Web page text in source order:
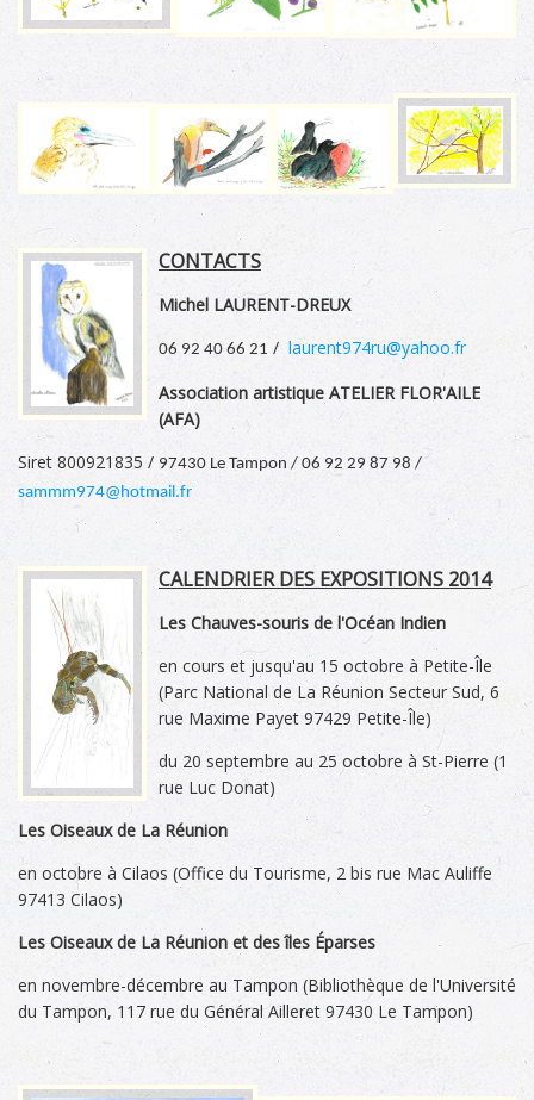
CONTACTS
Michel LAURENT-DREUX
06 92 40 66 21 / laurent974ru@yahoo.fr
Association artistique ATELIER FLOR'AILE
(AFA)
Siret 800921835 / 97430 Le Tampon / 06 92 29 87 98 /
sammm974@hotmail.fr
CALENDRIER DES EXPOSITIONS 2014
Les Chauves-souris de l'Océan Indien
en cours et jusqu'au 15 octobre à Petite-Île
(Parc National de La Réunion Secteur Sud, 6
rue Maxime Payet 97429 Petite-Île)
du 20 septembre au 25 octobre à St-Pierre (1
rue Luc Donat)
Les Oiseaux de La Réunion
en octobre à Cilaos (Office du Tourisme, 2 bis rue Mac Auliffe
97413 Cilaos)
Les Oiseaux de La Réunion et des îles Éparses
en novembre-décembre au Tampon (Bibliothèque de l'Université
du Tampon, 117 rue du Général Ailleret 97430 Le Tampon)